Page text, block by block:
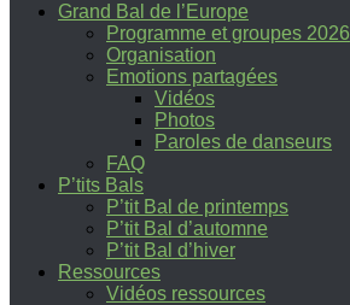
Grand Bal de l’Europe
Programme et groupes 2026
Organisation
Emotions partagées
Vidéos
Photos
Paroles de danseurs
FAQ
P’tits Bals
P’tit Bal de printemps
P’tit Bal d’automne
P’tit Bal d’hiver
Ressources
Vidéos ressources